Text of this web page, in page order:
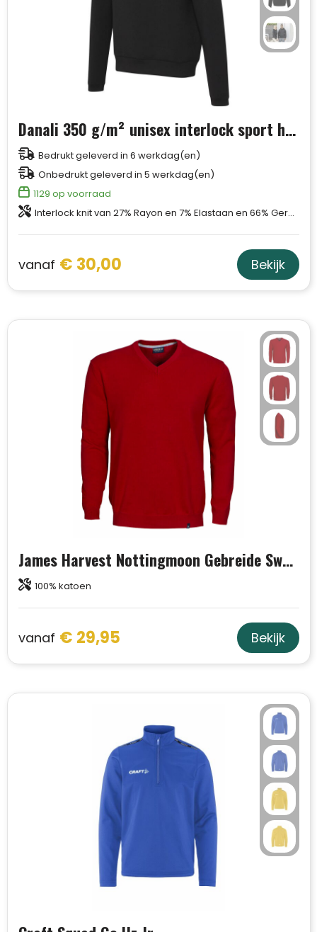
Danali 350 g/m² unisex interlock sport hoodie
Bedrukt geleverd in 6 werkdag(en)
Onbedrukt geleverd in 5 werkdag(en)
1129 op voorraad
Interlock knit van 27% Rayon en 7% Elastaan en 66% Gerecycled polyester, 350 g/m2
vanaf € 30,00 Bekijk
James Harvest Nottingmoon Gebreide Sweater Heren
100% katoen
vanaf € 29,95 Bekijk